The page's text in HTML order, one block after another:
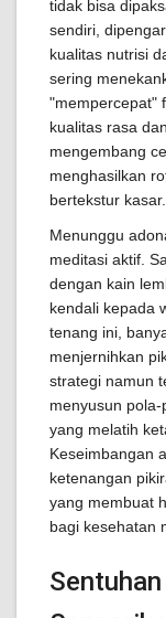
tidak bisa
sendiri,
kualitas nutrisi
sering
"mempercepat"
kualitas rasa
mengembang
menghasilkan
bertekstur kasar.
Menunggu
meditasi aktif.
dengan kain
kendali kepada
tenang ini,
menjernihkan
strategi namun
menyusun
yang melatih
Keseimbangan
ketenangan
yang membuat
bagi kesehatan